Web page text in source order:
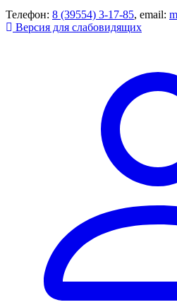
Телефон: 8 (39554) 3-17-85, email:
Версия для слабовидящих